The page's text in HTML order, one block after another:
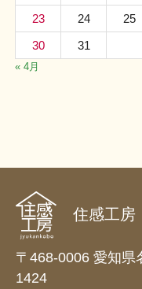
23
24 25
30
31
« 4月
住感工房
〒468-0006 愛知県
1424